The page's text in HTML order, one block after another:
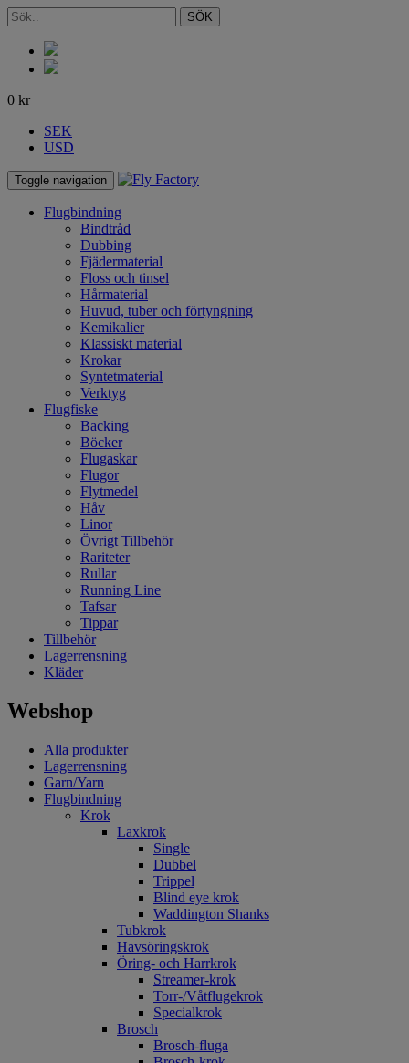
SÖK
0 kr
SEK
USD
Toggle navigation
Flugbindning
Bindtråd
Dubbing
Fjädermaterial
Floss och tinsel
Hårmaterial
Huvud, tuber och förtyngning
Kemikalier
Klassiskt material
Krokar
Syntetmaterial
Verktyg
Flugfiske
Backing
Böcker
Flugaskar
Flugor
Flytmedel
Håv
Linor
Övrigt Tillbehör
Rariteter
Rullar
Running Line
Tafsar
Tippar
Tillbehör
Lagerrensning
Kläder
Webshop
Alla produkter
Lagerrensning
Garn/Yarn
Flugbindning
Krok
Laxkrok
Single
Dubbel
Trippel
Blind eye krok
Waddington Shanks
Tubkrok
Havsöringskrok
Öring- och Harrkrok
Streamer-krok
Torr-/Våtflugekrok
Specialkrok
Brosch
Brosch-fluga